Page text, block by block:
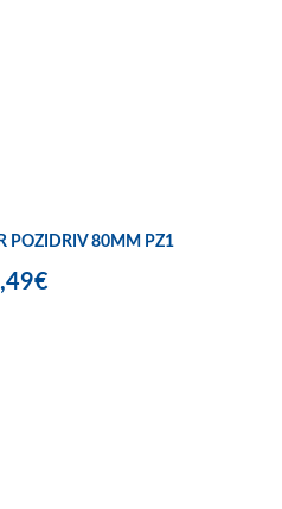
POZIDRIV 80MM PZ1